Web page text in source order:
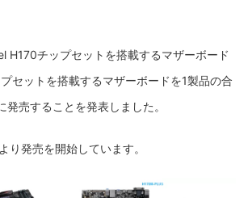
H170チップセットを搭載するマザーボード
セットを搭載するマザーボードを1製品の合
売することを発表しました。
り発売を開始しています。